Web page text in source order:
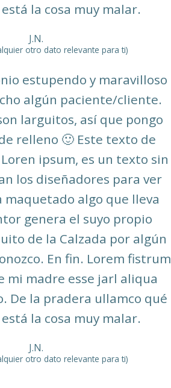
la cosa muy malar.
J.N.
otro dato relevante para ti)
estupendo y maravilloso
algún paciente/cliente.
larguitos, así que pongo
relleno 🙂 Este texto de
ipsum, es un texto sin
los diseñadores para ver
maquetado algo que lleva
genera el suyo propio
de la Calzada por algún
En fin. Lorem fistrum
mi madre esse jarl aliqua
De la pradera ullamco qué
la cosa muy malar.
J.N.
otro dato relevante para ti)